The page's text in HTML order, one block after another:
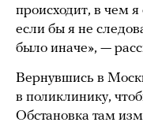
происходит, в чем
если бы я не
было иначе», —
Вернувшись в
в поликлинику,
Обстановка там